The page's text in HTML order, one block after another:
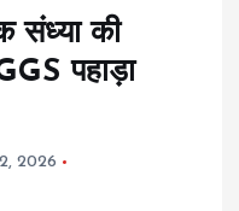
संध्या की
पहाड़ा
2026